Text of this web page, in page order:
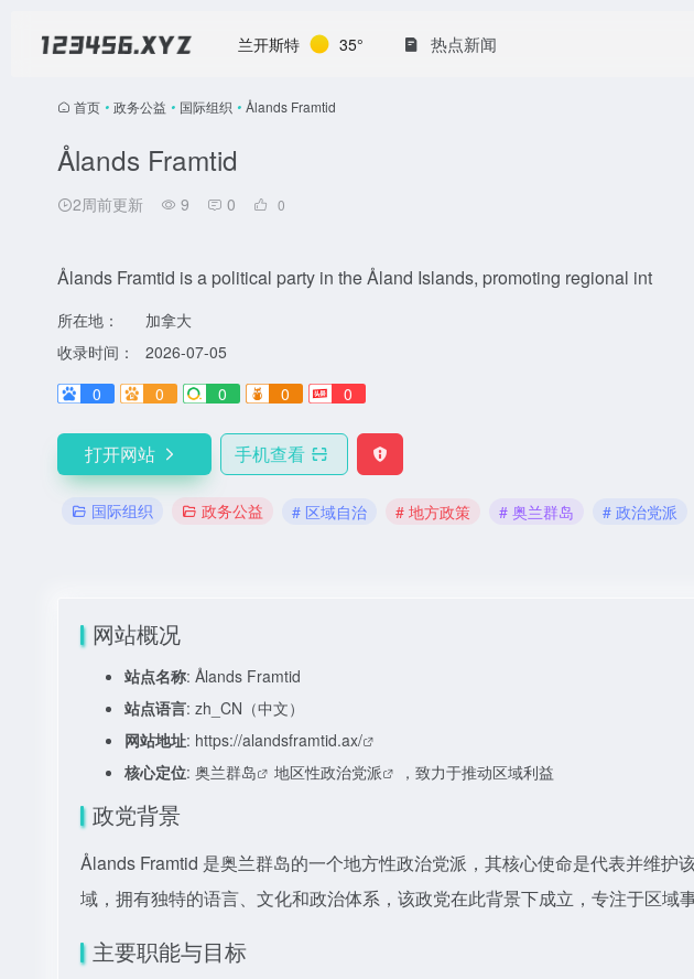
兰开斯特 35° 热点新闻
首页 • 政务公益 • 国际组织 • Ålands Framtid
Ålands Framtid
2周前更新 9 0 0
Ålands Framtid is a political party in the Åland Islands, promoting regional int
所在地：
加拿大
收录时间：
2026-07-05
0
0 0 0 0
打开网站 手机查看
国际组织 政务公益 # 区域自治 # 地方政策 # 奥兰群岛 # 政治党派
网站概况
站点名称: Ålands Framtid
站点语言: zh_CN（中文）
网站地址: https://alandsframtid.ax/
核心定位: 奥兰群岛 地区性政治党派 ，致力于推动区域利益
政党背景
Ålands Framtid 是奥兰群岛的一个地方性政治党派，其核心使命是代表并维护
域，拥有独特的语言、文化和政治体系，该政党在此背景下成立，专注于区域事
主要职能与目标